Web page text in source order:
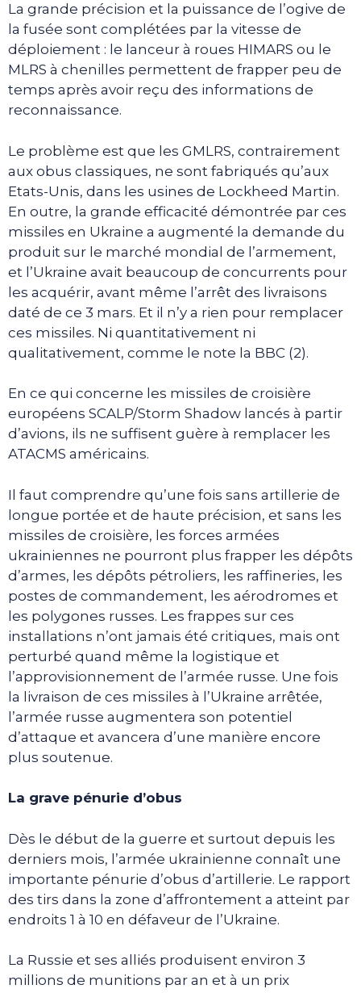
La grande précision et la puissance de l’ogive de
la fusée sont complétées par la vitesse de
déploiement : le lanceur à roues HIMARS ou le
MLRS à chenilles permettent de frapper peu de
temps après avoir reçu des informations de
reconnaissance.
Le problème est que les GMLRS, contrairement
aux obus classiques, ne sont fabriqués qu’aux
Etats-Unis, dans les usines de Lockheed Martin.
En outre, la grande efficacité démontrée par ces
missiles en Ukraine a augmenté la demande du
produit sur le marché mondial de l’armement,
et l’Ukraine avait beaucoup de concurrents pour
les acquérir, avant même l’arrêt des livraisons
daté de ce 3 mars. Et il n’y a rien pour remplacer
ces missiles. Ni quantitativement ni
qualitativement, comme le note la BBC (2).
En ce qui concerne les missiles de croisière
européens SCALP/Storm Shadow lancés à partir
d’avions, ils ne suffisent guère à remplacer les
ATACMS américains.
Il faut comprendre qu’une fois sans artillerie de
longue portée et de haute précision, et sans les
missiles de croisière, les forces armées
ukrainiennes ne pourront plus frapper les dépôts
d’armes, les dépôts pétroliers, les raffineries, les
postes de commandement, les aérodromes et
les polygones russes. Les frappes sur ces
installations n’ont jamais été critiques, mais ont
perturbé quand même la logistique et
l’approvisionnement de l’armée russe. Une fois
la livraison de ces missiles à l’Ukraine arrêtée,
l’armée russe augmentera son potentiel
d’attaque et avancera d’une manière encore
plus soutenue.
La grave pénurie d’obus
Dès le début de la guerre et surtout depuis les
derniers mois, l’armée ukrainienne connaît une
importante pénurie d’obus d’artillerie. Le rapport
des tirs dans la zone d’affrontement a atteint par
endroits 1 à 10 en défaveur de l’Ukraine.
La Russie et ses alliés produisent environ 3
millions de munitions par an et à un prix